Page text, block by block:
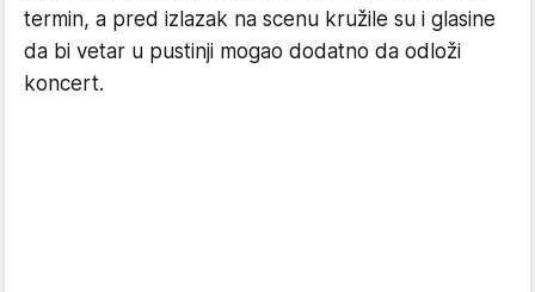
termin, a pred izlazak na scenu kružile su i glasine
da bi vetar u pustinji mogao dodatno da odloži
koncert.